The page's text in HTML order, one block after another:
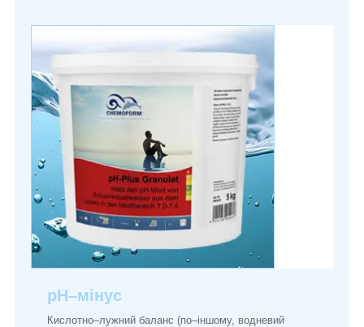
pH–мінус
Кислотно–лужний баланс (по–іншому, водневий